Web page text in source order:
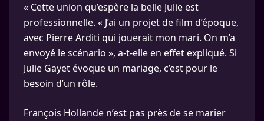
« Cette union qu’espère la belle Julie est
professionnelle. « J’ai un projet de film d’époque,
avec Pierre Arditi qui jouerait mon mari. On m’a
envoyé le scénario », a-t-elle en effet expliqué. Si
Julie Gayet évoque un mariage, c’est pour le
besoin d’un rôle.
François Hollande n’est pas près de se marier